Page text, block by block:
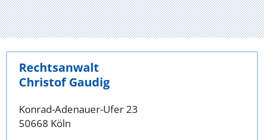
Rechtsanwalt
Christof Gaudig
Konrad-Adenauer-Ufer 23
50668 Köln